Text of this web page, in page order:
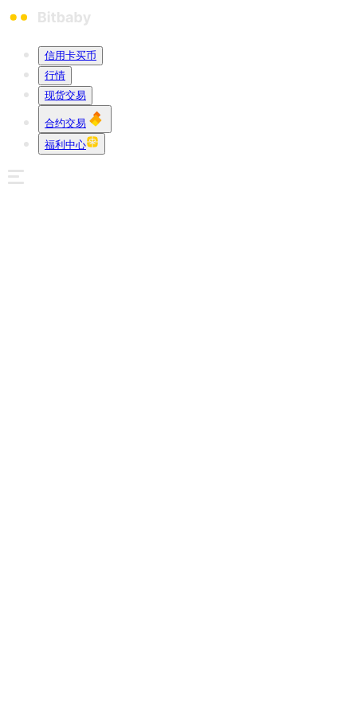
信用卡买币
行情
现货交易
合约交易
福利中心